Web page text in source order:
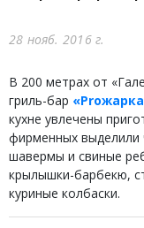
28 нояб. 2016 г.
В 200 метрах от
гриль-бар
кухне увлечены
фирменных выделили
шавермы и свиные
крылышки-барбекю,
куриные колбаски.